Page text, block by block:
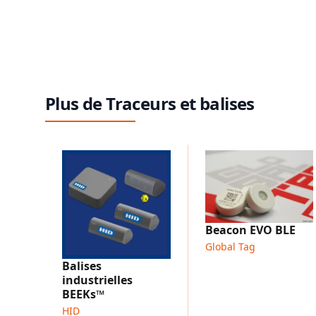
Plus de Traceurs et balises
Balises
industrielles
BEEKs™
HID
Beacon EVO BLE
Global Tag